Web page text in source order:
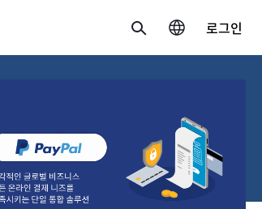
로그인
한국 / 한국어
日本 / 日本語